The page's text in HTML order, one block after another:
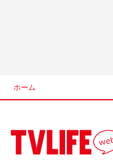
ホーム